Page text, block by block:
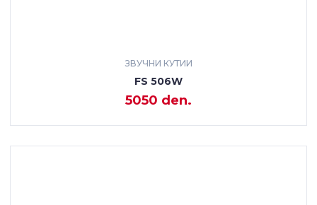
ЗВУЧНИ КУТИИ
FS 506W
5050 den.